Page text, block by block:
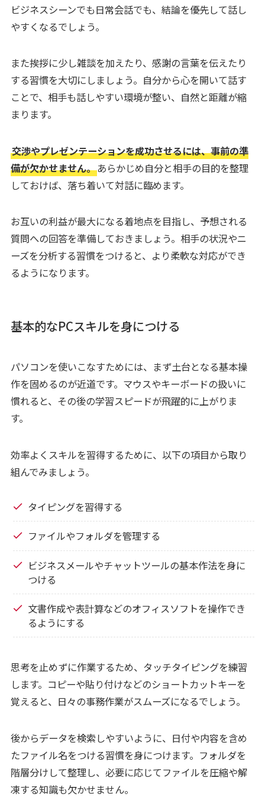
ビジネスシーンでも日常会話でも、結論を優先して話し
やすくなるでしょう。
また挨拶に少し雑談を加えたり、感謝の言葉を伝えたり
する習慣を大切にしましょう。自分から心を開いて話す
ことで、相手も話しやすい環境が整い、自然と距離が縮
まります。
交渉やプレゼンテーションを成功させるには、事前の準
備が欠かせません。あらかじめ自分と相手の目的を整理
しておけば、落ち着いて対話に臨めます。
お互いの利益が最大になる着地点を目指し、予想される
質問への回答を準備しておきましょう。相手の状況やニ
ーズを分析する習慣をつけると、より柔軟な対応ができ
るようになります。
基本的なPCスキルを身につける
パソコンを使いこなすためには、まず土台となる基本操
作を固めるのが近道です。マウスやキーボードの扱いに
慣れると、その後の学習スピードが飛躍的に上がりま
す。
効率よくスキルを習得するために、以下の項目から取り
組んでみましょう。
タイピングを習得する
ファイルやフォルダを管理する
ビジネスメールやチャットツールの基本作法を身に
つける
文書作成や表計算などのオフィスソフトを操作でき
るようにする
思考を止めずに作業するため、タッチタイピングを練習
します。コピーや貼り付けなどのショートカットキーを
覚えると、日々の事務作業がスムーズになるでしょう。
後からデータを検索しやすいように、日付や内容を含め
たファイル名をつける習慣を身につけます。フォルダを
階層分けして整理し、必要に応じてファイルを圧縮や解
凍する知識も欠かせません。